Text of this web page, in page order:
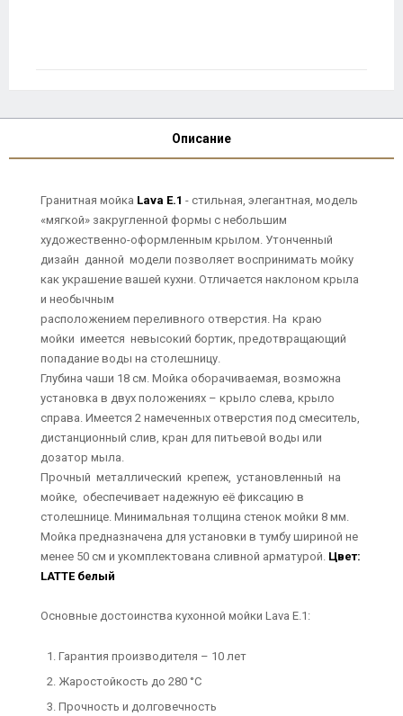
Описание
Гранитная мойка Lava E.1 - стильная, элегантная, модель
«мягкой» закругленной формы с небольшим
художественно-оформленным крылом. Утонченный
дизайн данной модели позволяет воспринимать мойку
как украшение вашей кухни. Отличается наклоном крыла
и необычным
расположением переливного отверстия. На краю
мойки имеется невысокий бортик, предотвращающий
попадание воды на столешницу.
Глубина чаши 18 см. Мойка оборачиваемая, возможна
установка в двух положениях – крыло слева, крыло
справа. Имеется 2 намеченных отверстия под смеситель,
дистанционный слив, кран для питьевой воды или
дозатор мыла.
Прочный металлический крепеж, установленный на
мойке, обеспечивает надежную её фиксацию в
столешнице. Минимальная толщина стенок мойки 8 мм.
Мойка предназначена для установки в тумбу шириной не
менее 50 см и укомплектована сливной арматурой. Цвет:
LATTE белый
Основные достоинства кухонной мойки Lava E.1:
Гарантия производителя – 10 лет
Жаростойкость до 280 °С
Прочность и долговечность